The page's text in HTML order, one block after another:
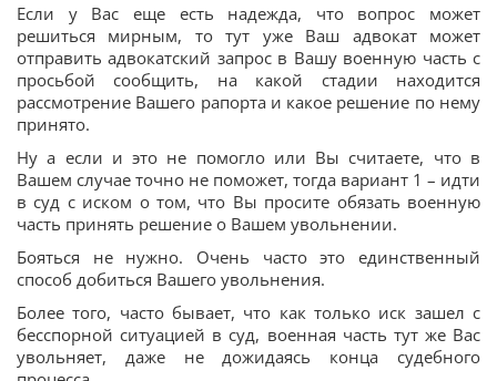
Если у Вас еще есть надежда, что вопрос может
решиться мирным, то тут уже Ваш адвокат может
отправить адвокатский запрос в Вашу военную часть с
просьбой сообщить, на какой стадии находится
рассмотрение Вашего рапорта и какое решение по нему
принято.
Ну а если и это не помогло или Вы считаете, что в
Вашем случае точно не поможет, тогда вариант 1 – идти
в суд с иском о том, что Вы просите обязать военную
часть принять решение о Вашем увольнении.
Бояться не нужно. Очень часто это единственный
способ добиться Вашего увольнения.
Более того, часто бывает, что как только иск зашел с
бесспорной ситуацией в суд, военная часть тут же Вас
увольняет, даже не дожидаясь конца судебного